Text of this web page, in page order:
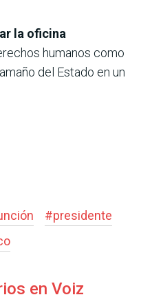
la oficina
humanos como
del Estado en un
#presidente
en Voiz